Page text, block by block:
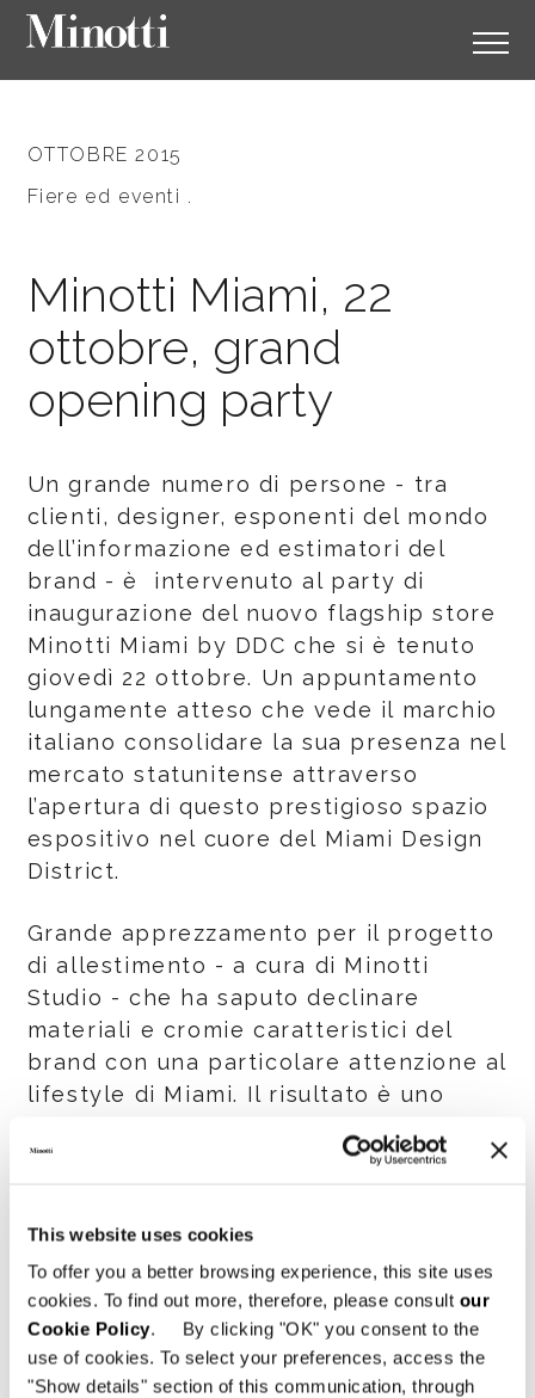
This website uses cookies
To offer you a better browsing experience, this site uses
cookies. To find out more, therefore, please consult our
Cookie Policy. By clicking "OK" you consent to the
use of cookies. To select your preferences, access the
"Show details" section of this communication, through
OTTOBRE 2015
Fiere ed eventi .
Minotti Miami, 22
ottobre, grand
opening party
Un grande numero di persone - tra
clienti, designer, esponenti del mondo
dell’informazione ed estimatori del
brand - è intervenuto al party di
inaugurazione del nuovo flagship store
Minotti Miami by DDC che si è tenuto
giovedì 22 ottobre. Un appuntamento
lungamente atteso che vede il marchio
italiano consolidare la sua presenza nel
mercato statunitense attraverso
l’apertura di questo prestigioso spazio
espositivo nel cuore del Miami Design
District.
Grande apprezzamento per il progetto
di allestimento - a cura di Minotti
Studio - che ha saputo declinare
materiali e cromie caratteristici del
brand con una particolare attenzione al
lifestyle di Miami. Il risultato è uno
cosmopolita, in perfetta sintonia con lo
famiglia Hakakian, Renato, Roberto,
Alessandro e Susanna Minotti, Paolo
Nardini, General Sales Manager
dell’azienda e l’architetto Rodolfo